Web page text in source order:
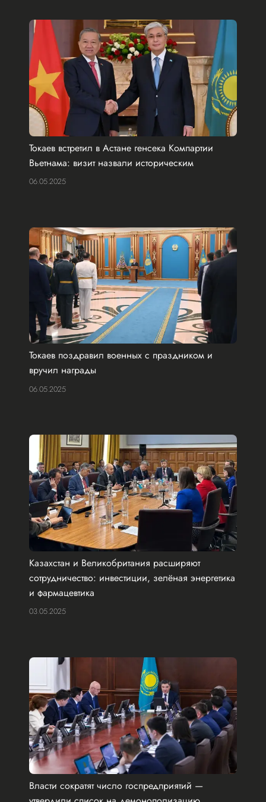
Токаев встретил в Астане генсека Компартии
Вьетнама: визит назвали историческим
06.05.2025
Токаев поздравил военных с праздником и
вручил награды
06.05.2025
Казахстан и Великобритания расширяют
сотрудничество: инвестиции, зелёная энергетика
и фармацевтика
03.05.2025
Власти сократят число госпредприятий —